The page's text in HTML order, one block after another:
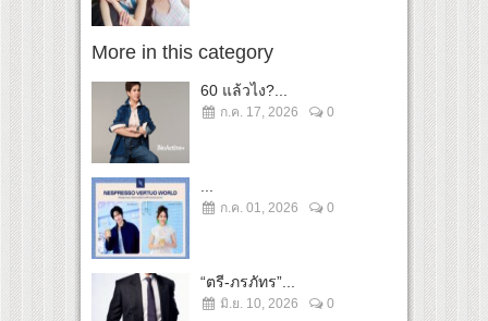
More in this category
60 แล้วไง?...
ก.ค. 17, 2026 0
ก.ค. 01, 2026 0
“ตรี-ภรภัทร”...
มิ.ย. 10, 2026 0